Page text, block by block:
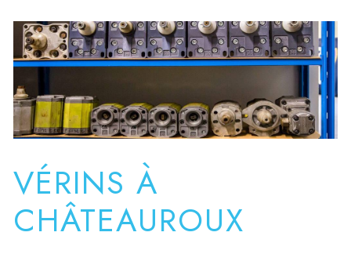
VÉRINS À
CHÂTEAUROUX